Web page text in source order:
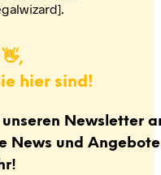
hier sind!
Newsletter
News und Angebote